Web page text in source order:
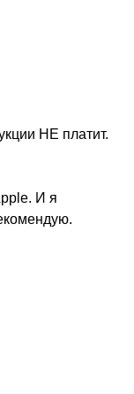
НЕ платит.
И я